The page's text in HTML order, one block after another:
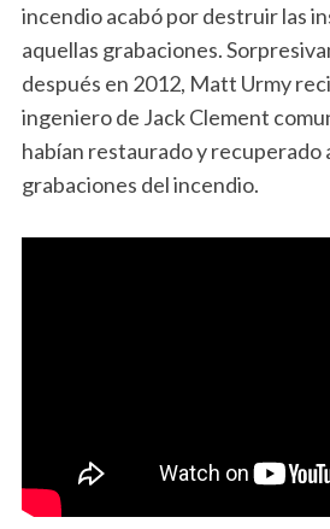
incendio acabó por destruir las
aquellas grabaciones.
después en 2012, Matt Urmy
ingeniero de Jack Clement
habían restaurado y recuperado
grabaciones del incendio.